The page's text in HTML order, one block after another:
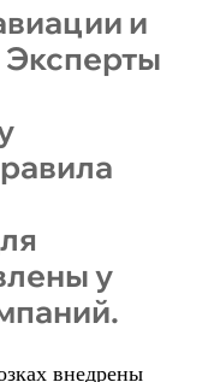
и
у
внедрены